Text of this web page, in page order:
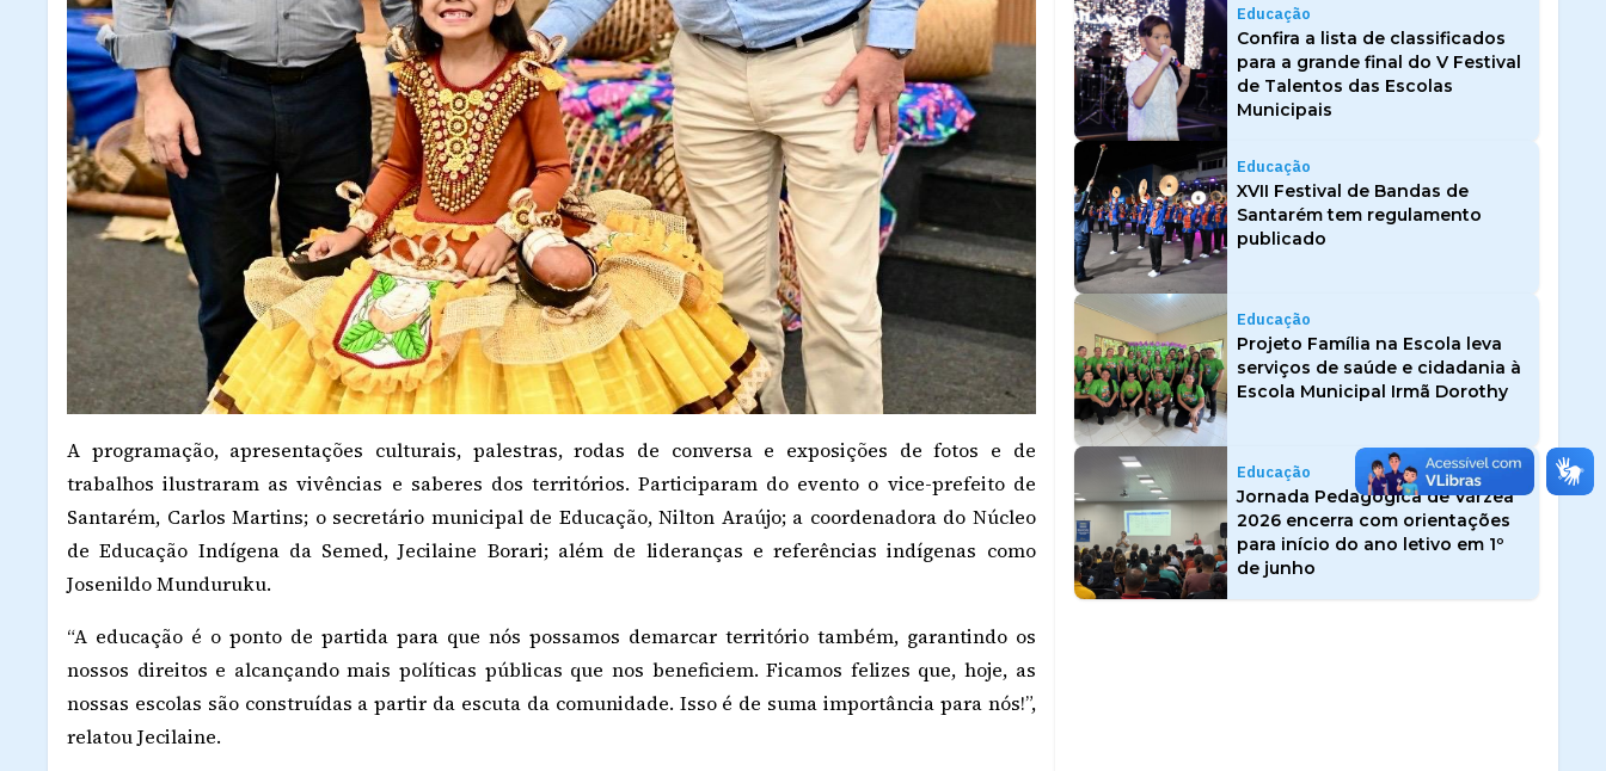
A programação, apresentações culturais, palestras, rodas de conversa e exposições de fotos e de
trabalhos ilustraram as vivências e saberes dos territórios. Participaram do evento o vice-prefeito de
Santarém, Carlos Martins; o secretário municipal de Educação, Nilton Araújo; a coordenadora do Núcleo
de Educação Indígena da Semed, Jecilaine Borari; além de lideranças e referências indígenas como
Josenildo Munduruku.
“A educação é o ponto de partida para que nós possamos demarcar território também, garantindo os
nossos direitos e alcançando mais políticas públicas que nos beneficiem. Ficamos felizes que, hoje, as
nossas escolas são construídas a partir da escuta da comunidade. Isso é de suma importância para nós!”,
relatou Jecilaine.
Educação
Confira a lista de classificados
para a grande final do V Festival
de Talentos das Escolas
Municipais
Educação
XVII Festival de Bandas de
Santarém tem regulamento
publicado
Educação
Projeto Família na Escola leva
serviços de saúde e cidadania à
Escola Municipal Irmã Dorothy
Educação
Jornada Pedagógica de Várzea
2026 encerra com orientações
para início do ano letivo em 1º
de junho